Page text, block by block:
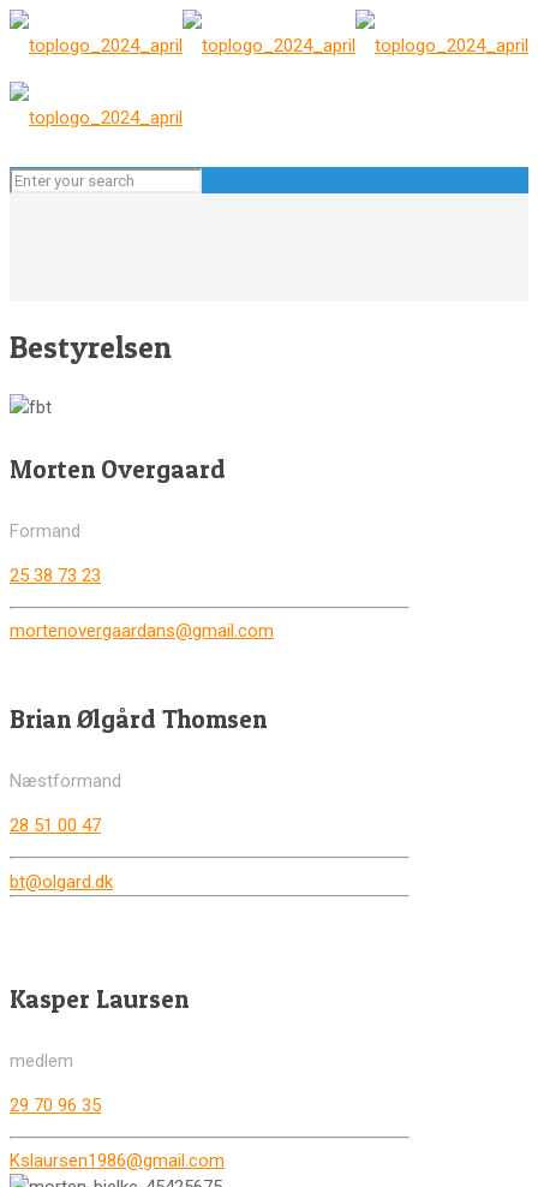
Bestyrelsen
Morten Overgaard
Formand
25 38 73 23
mortenovergaardans@gmail.com
Brian Ølgård Thomsen
Næstformand
28 51 00 47
bt@olgard.dk
Kasper Laursen
medlem
29 70 96 35
Kslaursen1986@gmail.com